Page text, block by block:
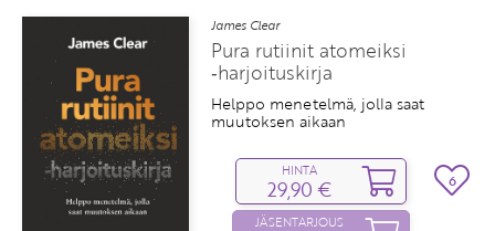
James Clear
Pura rutiinit atomeiksi
‑harjoituskirja
Helppo menetelmä, jolla saat
muutoksen aikaan
HINTA
29,90 €
JÄSENTARJOUS
6